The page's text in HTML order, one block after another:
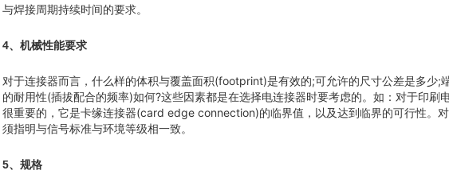
与焊接周期持续时间的要求。
4、机械性能要求
对于连接器而言，什么样的体积与覆盖面积(footprint)是有效的;可允许的尺寸公差是多少;
的耐用性(插拔配合的频率)如何?这些因素都是在选择电连接器时要考虑的。如：对于印刷
很重要的，它是卡缘连接器(card edge connection)的临界值，以及达到临界的可行性。
须指明与信号标准与环境等级相一致。
5、规格